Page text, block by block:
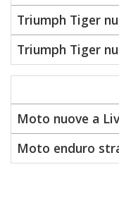
Triumph Tiger
Triumph Tiger
Moto nuove a
Moto enduro